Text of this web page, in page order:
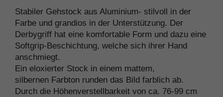
Stabiler Gehstock aus Aluminium- stilvoll in der
Farbe und grandios in der Unterstützung. Der
Derbygriff hat eine komfortable Form und dazu eine
Softgrip-Beschichtung, welche sich ihrer Hand
anschmiegt.
Ein eloxierter Stock in einem mattem,
silbernen Farbton runden das Bild farblich ab.
Durch die Höhenverstellbarkeit von ca. 76-99 cm